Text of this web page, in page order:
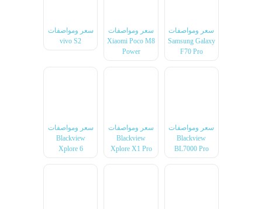
سعر ومواصفات
Samsung Galaxy
F70 Pro
سعر ومواصفات
Xiaomi Poco M8
Power
سعر ومواصفات
vivo S2
سعر ومواصفات
Blackview
BL7000 Pro
سعر ومواصفات
Blackview
Xplore X1 Pro
سعر ومواصفات
Blackview
Xplore 6